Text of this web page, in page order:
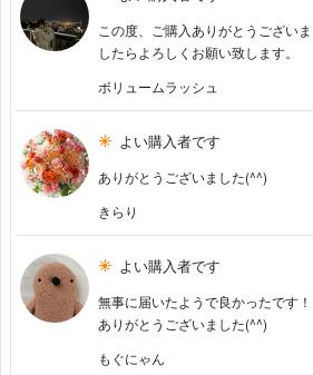
この度、ご購入ありがとうござい
したらよろしくお願い致します。
ボリュームラッシュ
よい購入者です
ありがとうございました(^^)
きらり
よい購入者です
無事に届いたようで良かったです
ありがとうございました(^^)
もぐにゃん